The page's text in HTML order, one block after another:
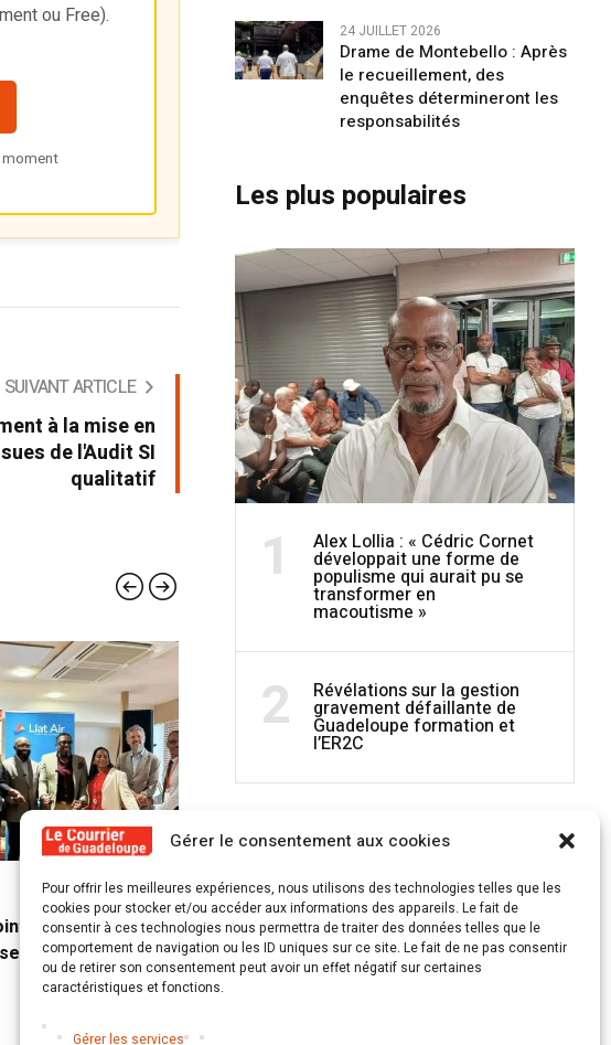
Gérer le consentement aux cookies
Pour offrir les meilleures expériences, nous utilisons des technologies telles que les
cookies pour stocker et/ou accéder aux informations des appareils. Le fait de
consentir à ces technologies nous permettra de traiter des données telles que le
comportement de navigation ou les ID uniques sur ce site. Le fait de ne pas consentir
ou de retirer son consentement peut avoir un effet négatif sur certaines
caractéristiques et fonctions.
Gérer les services
ou Free).
moment
SUIVANT ARTICLE
à la mise en
de l'Audit SI
qualitatif
à-Pitre –
pensée pour
12 MAI 2026
Domicile-travail : la voiture règne en
Guadeloupe, et son règne s’accentue
pour le
24 JUILLET 2026
Drame de Montebello : Après
le recueillement, des
enquêtes détermineront les
responsabilités
Les plus populaires
1 Alex Lollia : « Cédric Cornet
développait une forme de
populisme qui aurait pu se
transformer en
macoutisme »
2 Révélations sur la gestion
gravement défaillante de
Guadeloupe formation et
l’ER2C